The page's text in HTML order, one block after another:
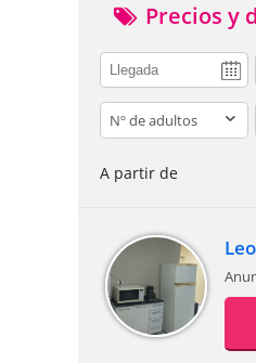
Precios y
adults
A partir de